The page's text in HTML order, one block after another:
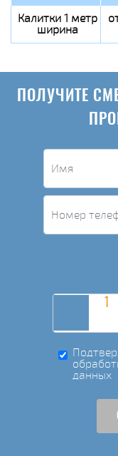
Калитки 1 метр
ширина
ПОЛУЧИТЕ
данных